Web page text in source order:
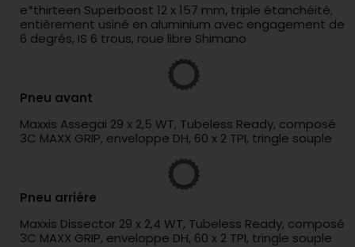
e*thirteen Superboost 12 x 157 mm, triple étanchéité,
entièrement usiné en aluminium avec engagement de
6 degrés, IS 6 trous, roue libre Shimano
Pneu avant
Maxxis Assegai 29 x 2,5 WT, Tubeless Ready, composé
3C MAXX GRIP, enveloppe DH, 60 x 2 TPI, tringle souple
Pneu arriére
Maxxis Dissector 29 x 2,4 WT, Tubeless Ready, composé
3C MAXX GRIP, enveloppe DH, 60 x 2 TPI, tringle souple